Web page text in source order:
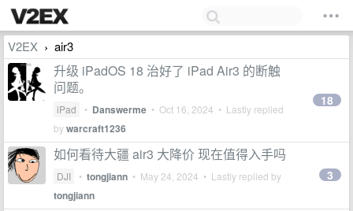
V2EX › air3
升级 iPadOS 18 治好了 iPad Air3 的断触
问题。
iPad • Danswerme • Oct 16, 2024 • Lastly replied
bywarcraft1236
18
如何看待大疆 air3 大降价 现在值得入手吗
DJI • tongjiann • May 24, 2024 • Lastly replied by
tongjiann
3